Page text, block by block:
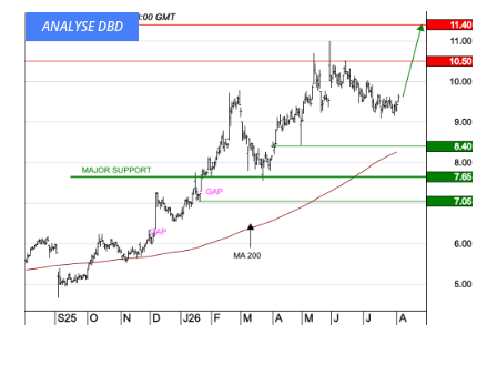
ANALYSE DBD